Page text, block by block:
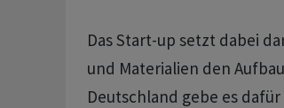
Das Start-up setzt dabei
und Materialien den
Deutschland gebe es